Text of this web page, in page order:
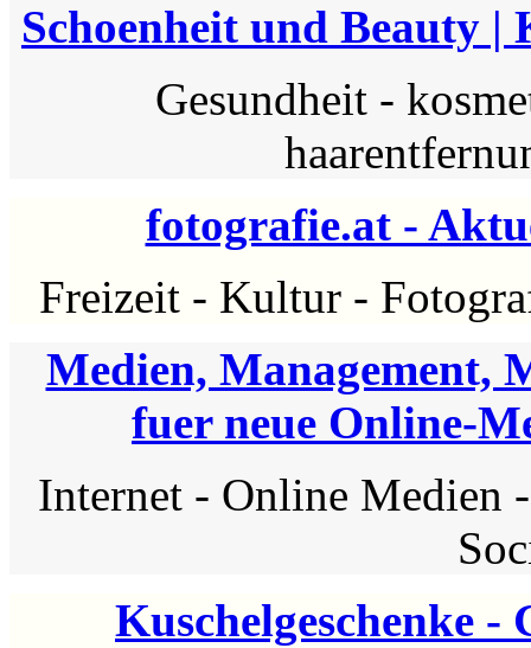
Schoenheit und Beauty |
Gesundheit-
fotografie.at -
Freizeit - Kultur -
Medien, Management,
fuer neue Online-
Internet- Online Medien
Kuschelgeschenke -